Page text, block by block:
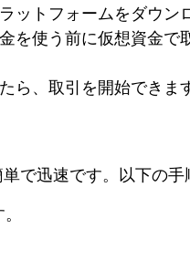
ットフォームをダウン
を使う前に仮想資金で
ら、取引を開始できま
で迅速です。以下の手